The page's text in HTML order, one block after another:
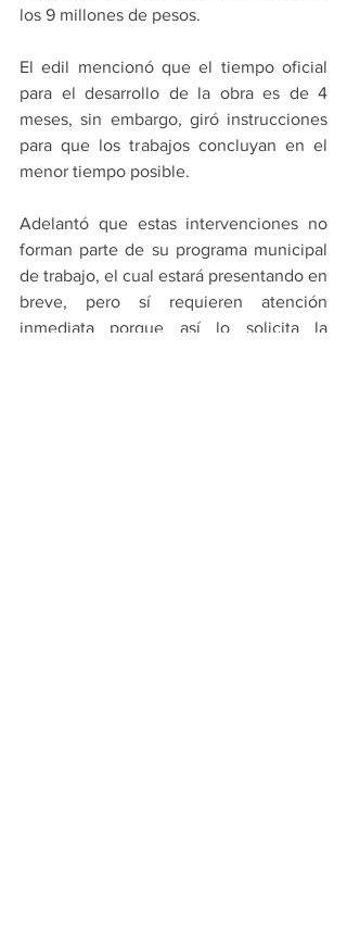
los 9 millones de pesos.
El edil mencionó que el tiempo oficial
para el desarrollo de la obra es de 4
meses, sin embargo, giró instrucciones
para que los trabajos concluyan en el
menor tiempo posible.
Adelantó que estas intervenciones no
forman parte de su programa municipal
de trabajo, el cual estará presentando en
breve, pero sí requieren atención
inmediata porque así lo solicita la